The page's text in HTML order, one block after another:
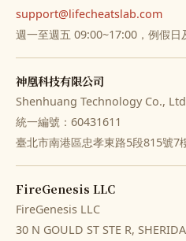
support@lifecheatslab.com
週一至週五 09:00~17:00，例假
神凰科技有限公司
Shenhuang Technology Co.,
統一編號：60431611
臺北市南港區忠孝東路5段815號7
FireGenesis LLC
FireGenesis LLC
30 N GOULD ST STE R,